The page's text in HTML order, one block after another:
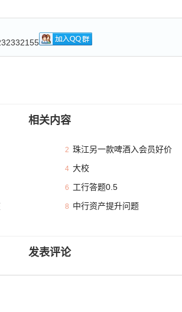
相关内容
2 珠江另一款啤酒入会员好价
4 大校
6 工行答题0.5
8 中行资产提升问题
发表评论